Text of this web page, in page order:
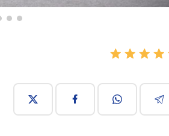
Спасение Армении
не через военную поддержку